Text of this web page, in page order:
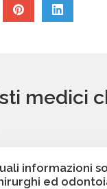
medici
informazioni
ed